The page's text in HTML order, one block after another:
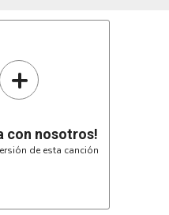
admirar
a decir
+
con nosotros!
de esta canción